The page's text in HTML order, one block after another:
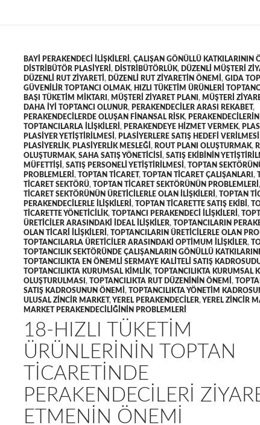
BAYI PERAKENDECI ILIŞKILERI , ÇALIŞAN GÖNÜLLÜ KATKILARININ
DISTRIBÜTÖR PLASIYERI , DISTRIBÜTÖRLÜK, DÜZENLI MÜŞTERI
DÜZENLI RUT ZIYARETI , DÜZENLI RUT ZIYARETIN ÖNEMI , GIDA
GÜVENILIR TOPTANCI OLMAK, HIZLI TÜKETIM ÜRÜNLERI
BAŞI TÜKETIM MIKTARI , MÜŞTERI ZIYARET PLANI , MÜŞTERI
DAHA IYI TOPTANCI OLUNUR, PERAKENDECILER ARASI REKABET,
PERAKENDECILERDE OLUŞAN FINANSAL RISK, PERAKENDECILERIN
TOPTANCILARLA ILIŞKILERI , PERAKENDEYE HIZMET VERMEK,
PLASIYER YETIŞTIRILMESI , PLASIYERLERE SATIŞ HEDEFI VERILMESI
PLASIYERLIK, PLASIYERLIK MESLEĞI , ROUT PLANI OLUŞTURMAK,
OLUŞTURMAK, SAHA SATIŞ YÖNETICISI , SATIŞ EKIBININ
MÜFETTIŞI , SATIŞ PERSONELI YETIŞTIRILMESI , TOPTAN
PROBLEMLERI , TOPTAN TICARET, TOPTAN TICARET ÇALIŞANLARI ,
TICARET SEKTÖRÜ, TOPTAN TICARET SEKTÖRÜNÜN PROBLEMLERI ,
TICARET SEKTÖRÜNÜN ÜRETICILERLE OLAN ILIŞKILERI , TOPTAN
PERAKENDECILERLE ILIŞKILERI , TOPTAN TICARETTE SATIŞ EKIBI ,
TICARETTE YÖNETICILIK, TOPTANCI PERAKENDECI ILIŞKILERI ,
ÜRETICILER ARASINDAKI IDEAL ILIŞKILER, TOPTANCILARIN
OLAN TICARI ILIŞKILERI , TOPTANCILARIN ÜRETICILERLE OLAN
TOPTANCILARLA ÜRETICILER ARASINDAKI OPTIMUM ILIŞKILER,
TOPTANCILIK SEKTÖRÜNDE ÇALIŞANLARIN GÖNÜLLÜ
TOPTANCILIKTA EN ÖNEMLI SERMAYE KALITELI SATIŞ
TOPTANCILIKTA KURUMSAL KIMLIK, TOPTANCILIKTA KURUMSAL
OLUŞTURULMASI , TOPTANCILIKTA RUT DÜZENININ ÖNEMI ,
SATIŞ KADROSUNUN ÖNEMI , TOPTANCILIKTA YÖNETIM
ULUSAL ZINCIR MARKET,YEREL PERAKENDECILER,YEREL ZINCIR
MARKET PERAKENDECILIĞININ PROBLEMLERI
18-HIZLI TÜKETIM
ÜRÜNLERININ TOPTAN
TICARETINDE
PERAKENDECILERI
ETMENIN ÖNEMI